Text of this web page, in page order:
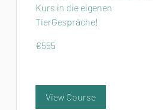
Kurs in die eigenen
TierGespräche!
euros
€555
View Course